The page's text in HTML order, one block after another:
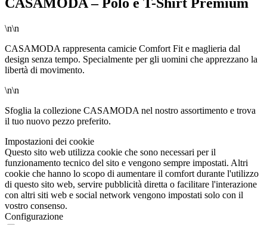
\n\n
CASAMODA rappresenta camicie Comfort Fit e maglieria dal
design senza tempo. Specialmente per gli uomini che apprezzano la
libertà di movimento.
\n\n
Sfoglia la collezione CASAMODA nel nostro assortimento e trova
il tuo nuovo pezzo preferito.
Impostazioni dei cookie
Questo sito web utilizza cookie che sono necessari per il
funzionamento tecnico del sito e vengono sempre impostati. Altri
cookie che hanno lo scopo di aumentare il comfort durante l'utilizzo
di questo sito web, servire pubblicità diretta o facilitare l'interazione
con altri siti web e social network vengono impostati solo con il
vostro consenso.
Configurazione